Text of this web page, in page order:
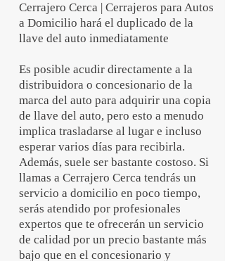
Cerrajero Cerca | Cerrajeros para Autos
a Domicilio hará el duplicado de la
llave del auto inmediatamente
Es posible acudir directamente a la
distribuidora o concesionario de la
marca del auto para adquirir una copia
de llave del auto, pero esto a menudo
implica trasladarse al lugar e incluso
esperar varios días para recibirla.
Además, suele ser bastante costoso. Si
llamas a Cerrajero Cerca tendrás un
servicio a domicilio en poco tiempo,
serás atendido por profesionales
expertos que te ofrecerán un servicio
de calidad por un precio bastante más
bajo que en el concesionario y